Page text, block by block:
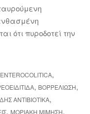
ότι πυροδοτεί την
,
, ΒΟΡΡΕΛΊΩΣΗ,
ΑΝΤΙΒΙΟΤΙΚΆ,
, ΜΟΡΙΑΚΉ ΜΊΜΗΣΗ,